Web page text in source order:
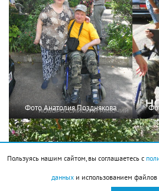
Фото Анатолия Позднякова
Пользуясь нашим сайтом, вы соглашаетесь с
данныхи использованием файлов